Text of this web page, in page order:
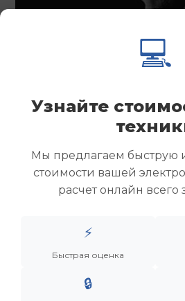
Дронов Матвей
“Мы не скупаем старую
💻
Узнайте
Мы предлагаем быструю
стоимости вашей
расчет онлайн всего
⚡
Быстрая оценка
🔒